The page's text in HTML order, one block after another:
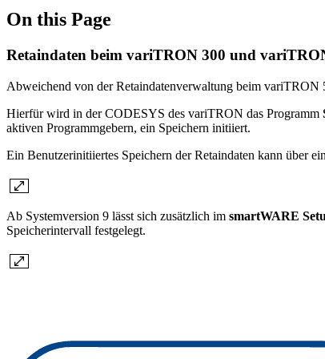
On this Page
Retaindaten beim variTRON 300 und
Abweichend von der Retaindatenverwaltung beim variTRON
Hierfür wird in der CODESYS des variTRON das Programm
aktiven Programmgebern, ein Speichern initiiert.
Ein Benutzerinitiiertes Speichern der Retaindaten kann über
Ab Systemversion 9 lässt sich zusätzlich im smartWARE
Speicherintervall festgelegt.